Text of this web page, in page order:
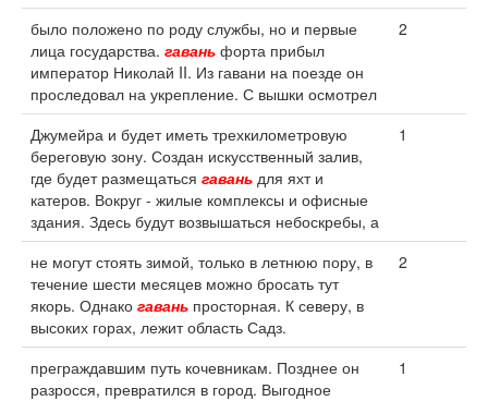
было положено по роду службы, но и первые
лица государства. гавань форта прибыл
император Николай II. Из гавани на поезде он
проследовал на укрепление. С вышки осмотрел
2
Джумейра и будет иметь трехкилометровую
береговую зону. Создан искусственный залив,
где будет размещаться гавань для яхт и
катеров. Вокруг - жилые комплексы и офисные
здания. Здесь будут возвышаться небоскребы, а
1
не могут стоять зимой, только в летнюю пору, в
течение шести месяцев можно бросать тут
якорь. Однако гавань просторная. К северу, в
высоких горах, лежит область Садз.
2
преграждавшим путь кочевникам. Позднее он
разросся, превратился в город. Выгодное
1